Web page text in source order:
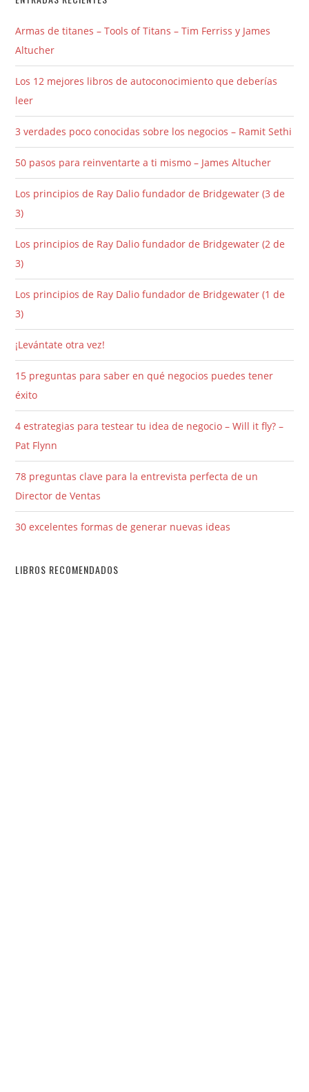
Armas de titanes – Tools of Titans – Tim Ferriss y James
Altucher
Los 12 mejores libros de autoconocimiento que deberías
leer
3 verdades poco conocidas sobre los negocios – Ramit Sethi
50 pasos para reinventarte a ti mismo – James Altucher
Los principios de Ray Dalio fundador de Bridgewater (3 de
3)
Los principios de Ray Dalio fundador de Bridgewater (2 de
3)
Los principios de Ray Dalio fundador de Bridgewater (1 de
3)
¡Levántate otra vez!
15 preguntas para saber en qué negocios puedes tener
éxito
4 estrategias para testear tu idea de negocio – Will it fly? –
Pat Flynn
78 preguntas clave para la entrevista perfecta de un
Director de Ventas
30 excelentes formas de generar nuevas ideas
LIBROS RECOMENDADOS